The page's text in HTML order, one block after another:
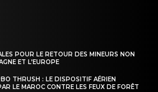
POUR LE RETOUR DES MINEURS NON
ET L’EUROPE
THRUSH : LE DISPOSITIF AÉRIEN
LE MAROC CONTRE LES FEUX DE FORÊT